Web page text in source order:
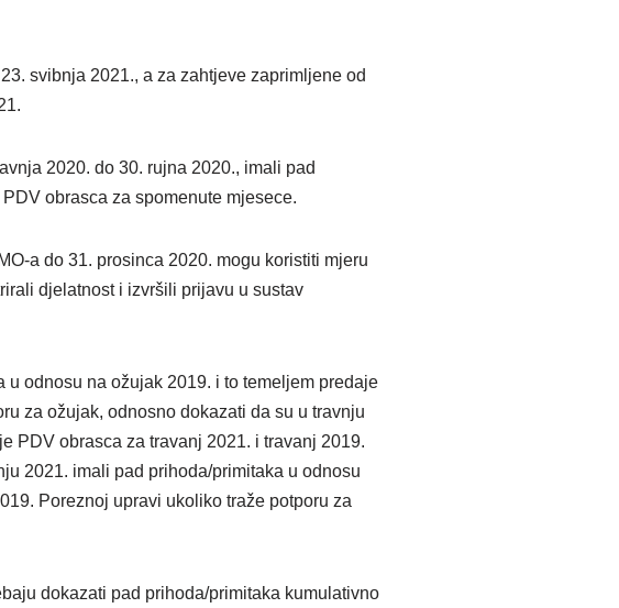
svibnja 2021., a za zahtjeve zaprimljene od
2020. do 30. rujna 2020., imali pad
obrasca za spomenute mjesece.
a do 31. prosinca 2020. mogu koristiti mjeru
djelatnost i izvršili prijavu u sustav
odnosu na ožujak 2019. i to temeljem predaje
za ožujak, odnosno dokazati da su u travnju
PDV obrasca za travanj 2021. i travanj 2019.
2021. imali pad prihoda/primitaka u odnosu
Poreznoj upravi ukoliko traže potporu za
dokazati pad prihoda/primitaka kumulativno